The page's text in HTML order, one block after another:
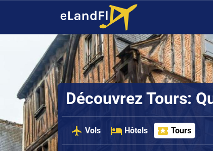
Découvrez Tours:
Vols Hôtels Tours